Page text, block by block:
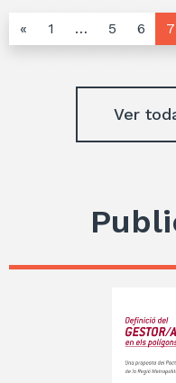
« 1 … 5 6 7
Ver